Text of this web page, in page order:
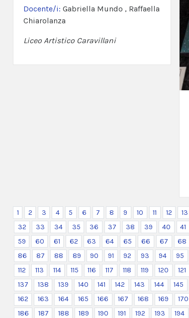
Docente/i:Gabriella Mundo , Raffaella
Chiarolanza
Liceo Artistico Caravillani
1 2 3 4 5 6 7 8 9 10 11 12 13
32
33 34 35 36 37 38 39 40 41
59
60 61 62 63 64 65 66 67 68
86
87 88 89 90 91 92 93 94 95
112
113 114 115 116 117 118 119 120 121
137
138 139 140 141 142 143 144 145
162
163 164 165 166 167 168 169 170
186
187 188 189 190 191 192 193 194